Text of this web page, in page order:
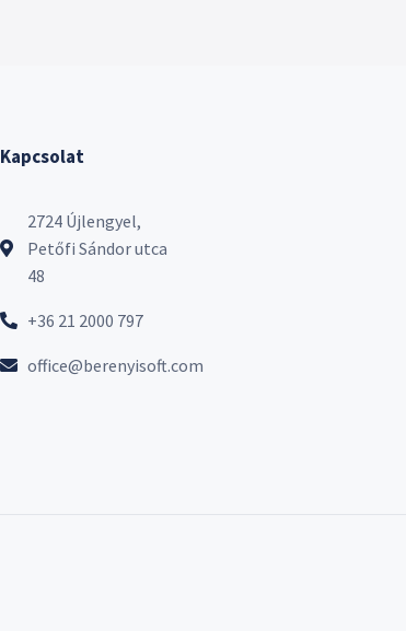
Kapcsolat
2724 Újlengyel,
Petőfi Sándor utca
48
+36 21 2000 797
office@berenyisoft.com